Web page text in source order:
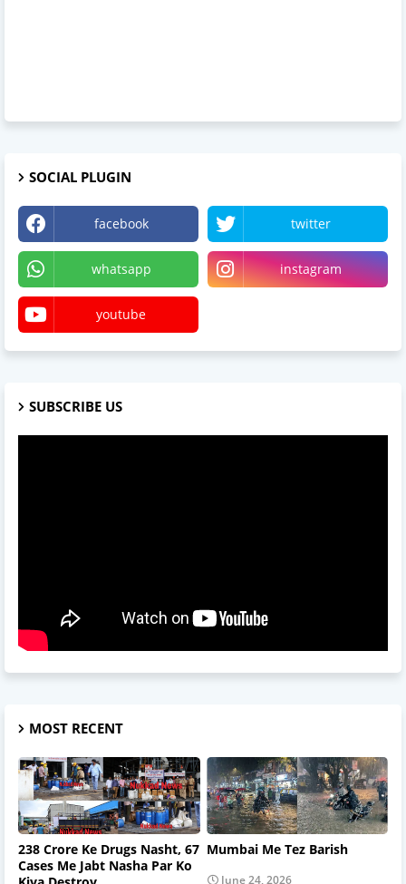
SOCIAL PLUGIN
facebook twitter
whatsapp instagram
youtube
SUBSCRIBE US
MOST RECENT
238 Crore Ke Drugs Nasht, 67
Cases Me Jabt Nasha Par Ko
Mumbai Me Tez Barish
June 24, 2026